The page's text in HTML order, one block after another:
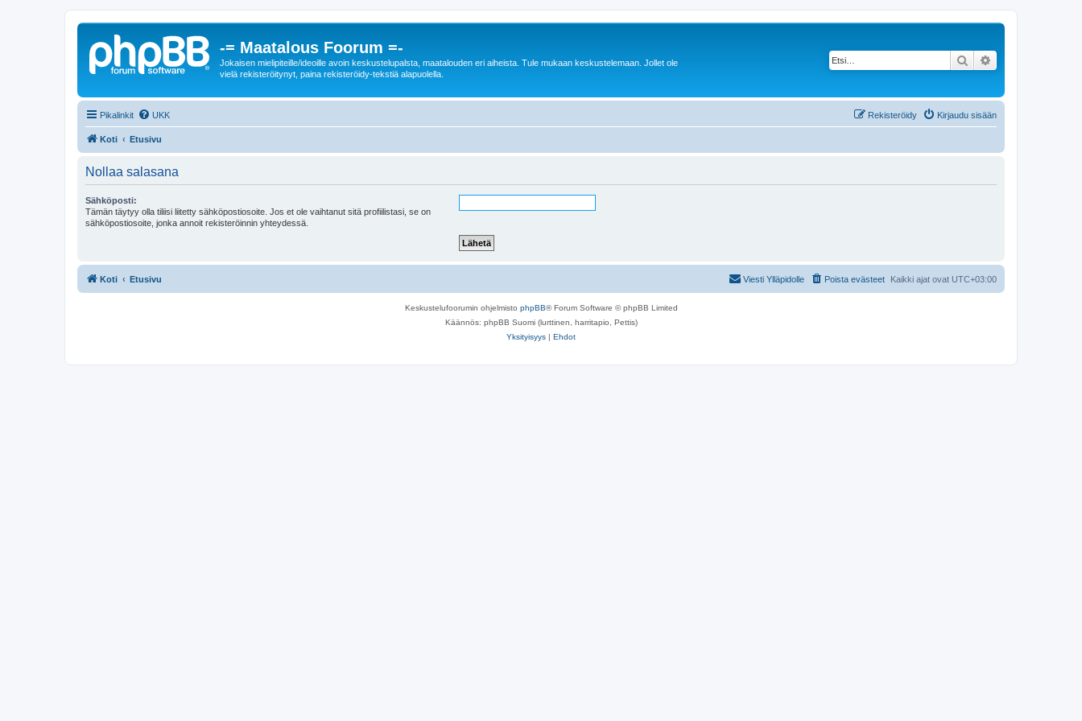
-= Maatalous Foorum =-
Jokaisen mielipiteille/ideoille avoin keskustelupalsta, maatalouden eri aiheista. Tule mukaan keskustelemaan. Jollet ole
vielä rekisteröitynyt, paina rekisteröidy-tekstiä alapuolella.
Etsi
Pikalinkit UKK Kirjaudu sisään
Rekisteröidy
Koti Etusivu
Nollaa salasana
Sähköposti:
Tämän täytyy olla tiliisi liitetty sähköpostiosoite. Jos et ole vaihtanut sitä profiilistasi, se on
sähköpostiosoite, jonka annoit rekisteröinnin yhteydessä.
Koti Etusivu Kaikki ajat ovat UTC+03:00
Poista evästeet
Viesti Ylläpidolle
Keskustelufoorumin ohjelmisto phpBB® Forum Software © phpBB Limited
Käännös: phpBB Suomi (lurttinen, harritapio, Pettis)
Yksityisyys | Ehdot